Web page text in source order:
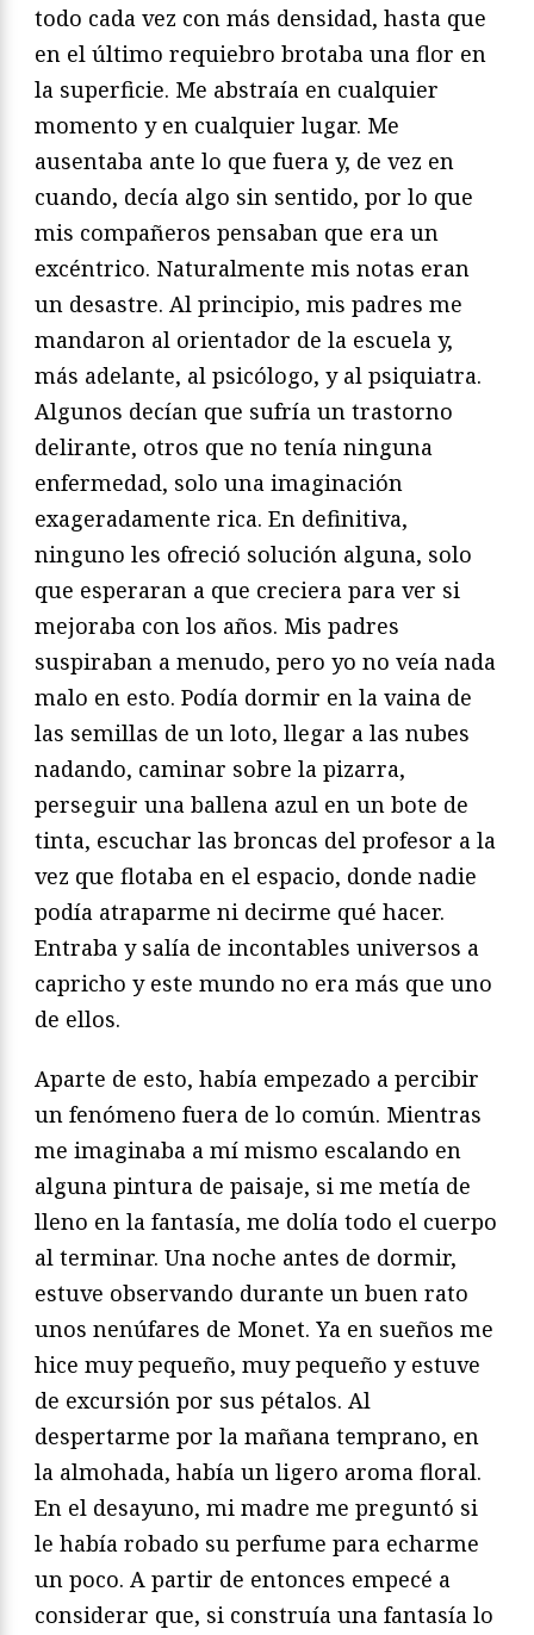
todo cada vez con más densidad, hasta que
en el último requiebro brotaba una flor en
la superficie. Me abstraía en cualquier
momento y en cualquier lugar. Me
ausentaba ante lo que fuera y, de vez en
cuando, decía algo sin sentido, por lo que
mis compañeros pensaban que era un
excéntrico. Naturalmente mis notas eran
un desastre. Al principio, mis padres me
mandaron al orientador de la escuela y,
más adelante, al psicólogo, y al psiquiatra.
Algunos decían que sufría un trastorno
delirante, otros que no tenía ninguna
enfermedad, solo una imaginación
exageradamente rica. En definitiva,
ninguno les ofreció solución alguna, solo
que esperaran a que creciera para ver si
mejoraba con los años. Mis padres
suspiraban a menudo, pero yo no veía nada
malo en esto. Podía dormir en la vaina de
las semillas de un loto, llegar a las nubes
nadando, caminar sobre la pizarra,
perseguir una ballena azul en un bote de
tinta, escuchar las broncas del profesor a la
vez que flotaba en el espacio, donde nadie
podía atraparme ni decirme qué hacer.
Entraba y salía de incontables universos a
capricho y este mundo no era más que uno
de ellos.
Aparte de esto, había empezado a percibir
un fenómeno fuera de lo común. Mientras
me imaginaba a mí mismo escalando en
alguna pintura de paisaje, si me metía de
lleno en la fantasía, me dolía todo el cuerpo
al terminar. Una noche antes de dormir,
estuve observando durante un buen rato
unos nenúfares de Monet. Ya en sueños me
hice muy pequeño, muy pequeño y estuve
de excursión por sus pétalos. Al
despertarme por la mañana temprano, en
la almohada, había un ligero aroma floral.
En el desayuno, mi madre me preguntó si
le había robado su perfume para echarme
un poco. A partir de entonces empecé a
considerar que, si construía una fantasía lo